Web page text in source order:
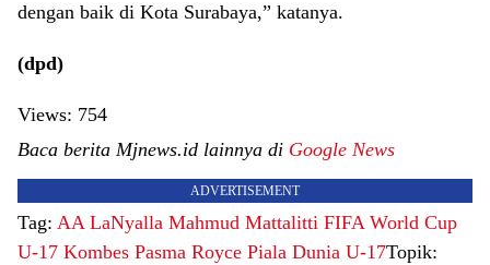
dengan baik di Kota Surabaya,” katanya.
(dpd)
Views: 754
Baca berita Mjnews.id lainnya di Google News
ADVERTISEMENT
Tag: AA LaNyalla Mahmud Mattalitti FIFA World Cup
U-17 Kombes Pasma Royce Piala Dunia U-17Topik: